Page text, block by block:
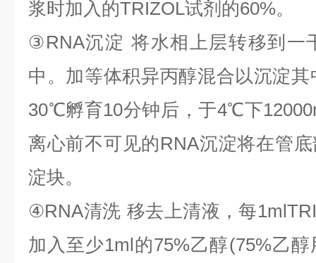
浆时加入的TRIZOL试剂的60%。
③RNA沉淀 将水相上层转移到一
中。加等体积异丙醇混合以沉淀其
30℃孵育10分钟后，于4℃下
离心前不可见的RNA沉淀将在管
淀块。
④RNA清洗 移去上清液，每
加入至少1ml的75%乙醇(75%乙醇